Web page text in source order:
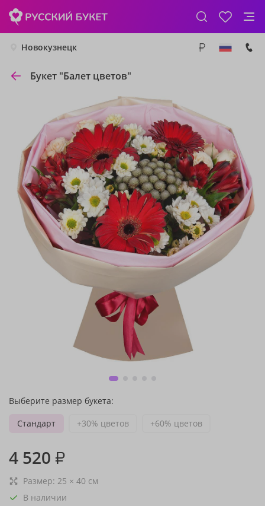
Новокузнецк
Букет "Балет цветов"
Выберите размер букета:
Стандарт
+30% цветов +60% цветов
4 520 ₽
Размер: 25 × 40 см
В наличии